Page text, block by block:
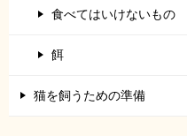
食べてはいけないもの
餌
猫を飼うための準備